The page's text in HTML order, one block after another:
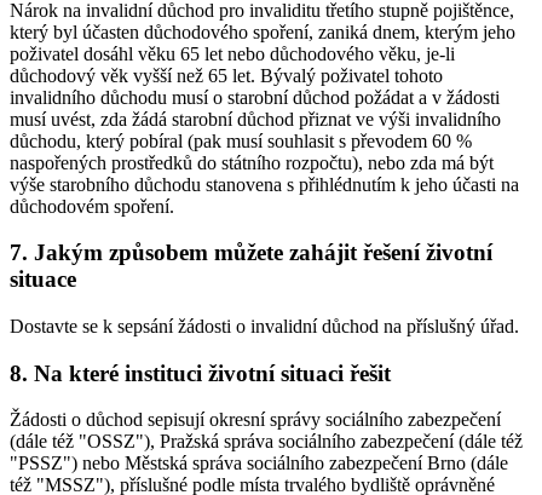
Nárok na invalidní důchod pro invaliditu třetího stupně pojištěnce,
který byl účasten důchodového spoření, zaniká dnem, kterým jeho
poživatel dosáhl věku 65 let nebo důchodového věku, je-li
důchodový věk vyšší než 65 let. Bývalý poživatel tohoto
invalidního důchodu musí o starobní důchod požádat a v žádosti
musí uvést, zda žádá starobní důchod přiznat ve výši invalidního
důchodu, který pobíral (pak musí souhlasit s převodem 60 %
naspořených prostředků do státního rozpočtu), nebo zda má být
výše starobního důchodu stanovena s přihlédnutím k jeho účasti na
důchodovém spoření.
7. Jakým způsobem můžete zahájit řešení životní
situace
Dostavte se k sepsání žádosti o invalidní důchod na příslušný úřad.
8. Na které instituci životní situaci řešit
Žádosti o důchod sepisují okresní správy sociálního zabezpečení
(dále též "OSSZ"), Pražská správa sociálního zabezpečení (dále též
"PSSZ") nebo Městská správa sociálního zabezpečení Brno (dále
též "MSSZ"), příslušné podle místa trvalého bydliště oprávněné